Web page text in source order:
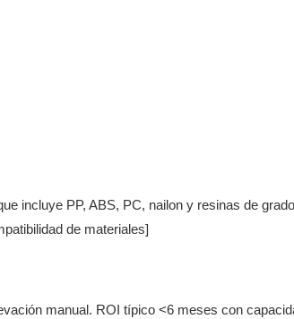
incluye PP, ABS, PC, nailon y resinas de
de materiales]
manual. ROI típico <6 meses con